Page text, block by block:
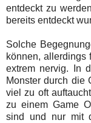
entdeckt zu
bereits entdeckt
Solche
können, allerdings
extrem nervig. In
Monster durch die
viel zu oft
zu einem Game
sind und nur mit